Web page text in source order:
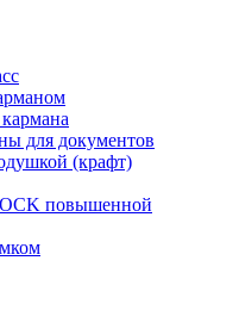
для документов
(крафт)
повышенной